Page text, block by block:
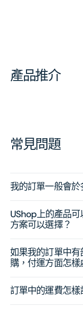
產品推介
常見問題
我的訂單一般會
UShop上的產品
方案可以選擇？
如果我的訂單中
購，付運方面怎樣
訂單中的運費怎樣